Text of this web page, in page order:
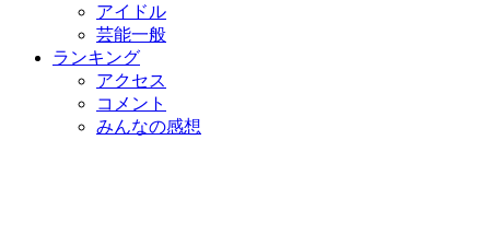
アイドル
芸能一般
ランキング
アクセス
コメント
みんなの感想